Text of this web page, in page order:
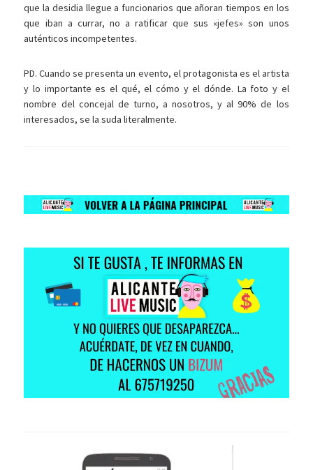
que la desidia llegue a funcionarios que añoran tiempos en los
que iban a currar, no a ratificar que sus «jefes» son unos
auténticos incompetentes.
PD. Cuando se presenta un evento, el protagonista es el artista
y lo importante es el qué, el cómo y el dónde. La foto y el
nombre del concejal de turno, a nosotros, y al 90% de los
interesados, se la suda literalmente.